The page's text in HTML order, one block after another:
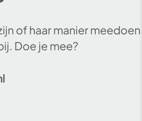
of haar manier meedoen
Doe je mee?